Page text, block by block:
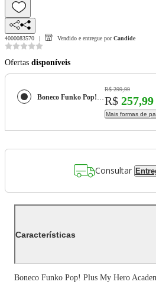
4000083570 Vendido e entregue por Candide
Ofertas disponíveis
Boneco Funko Pop! Plus My Hero Academia - Todoroki
R$ 299,99
R$ 257,99
Mais formas de
Consultar
Características
Boneco Funko Pop! Plus My Hero